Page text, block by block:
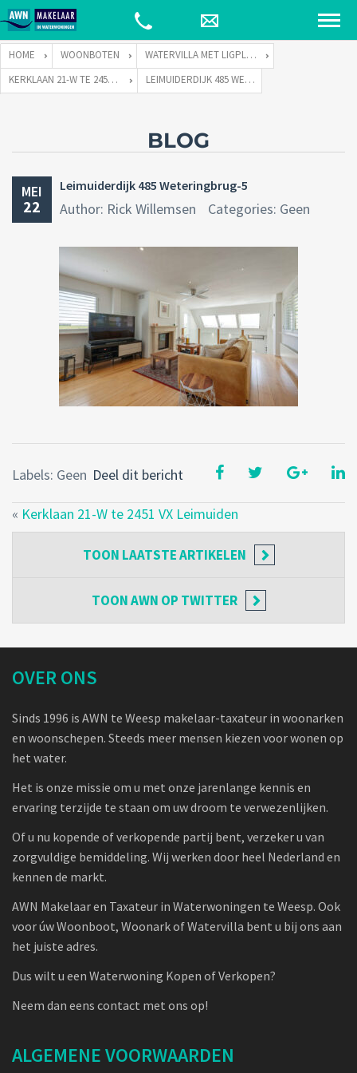
HOME WOONBOTEN
WATERVILLA MET LIGPLAATS
KERKLAAN 21-W TE 2451 VX LEIMUIDEN
LEIMUIDERDIJK 485 WETERINGBRUG-5
BLOG
MEI
22
Leimuiderdijk 485 Weteringbrug-5
Author: Rick Willemsen Categories: Geen
Deel dit bericht
Labels: Geen
« Kerklaan 21-W te 2451 VX Leimuiden
TOON LAATSTE ARTIKELEN
TOONAWN OP TWITTER
OVER ONS
Sinds 1996 is AWN te Weesp makelaar-taxateur in woonarken
en woonschepen. Steeds meer mensen kiezen voor wonen op
het water.
Het is onze missie om u met onze jarenlange kennis en
ervaring terzijde te staan om uw droom te verwezenlijken.
Of u nu kopende of verkopende partij bent, verzeker u van
zorgvuldige bemiddeling. Wij werken door heel Nederland en
kennen de markt.
AWN Makelaar en Taxateur in Waterwoningen te Weesp. Ook
voor úw Woonboot, Woonark of Watervilla bent u bij ons aan
het juiste adres.
Dus wilt u een Waterwoning Kopen of Verkopen?
Neem dan eens contact met ons op!
ALGEMENE VOORWAARDEN